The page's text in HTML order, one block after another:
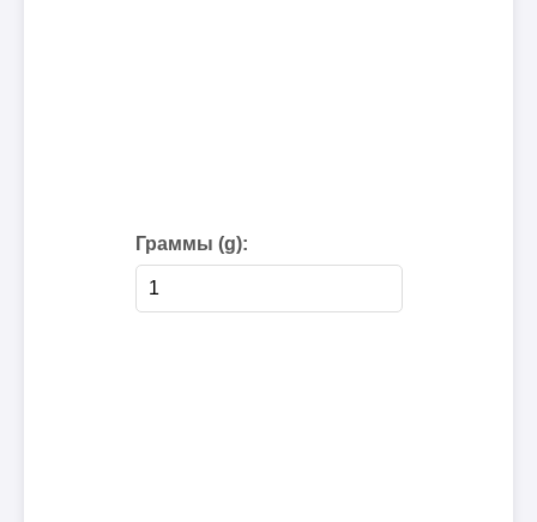
Граммы (g):